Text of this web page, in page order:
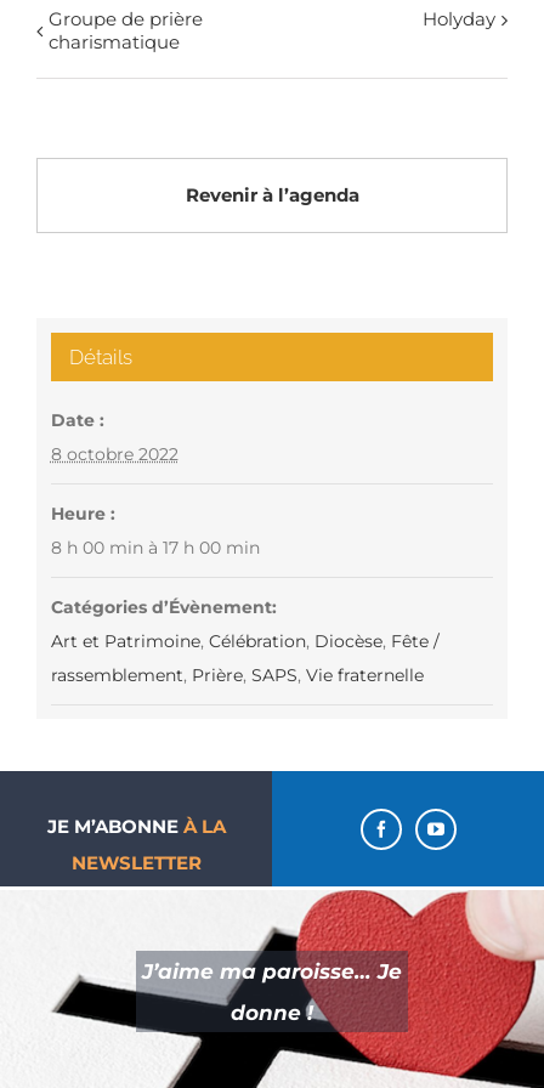
Groupe de prière
charismatique
Holyday
Revenir à l’agenda
Détails
Date :
8 octobre 2022
Heure :
8 h 00 min à 17 h 00 min
Catégories d’Évènement:
Art et Patrimoine, Célébration, Diocèse, Fête /
rassemblement, Prière, SAPS, Vie fraternelle
JE M’ABONNE À LA
NEWSLETTER
J’aime ma paroisse… Je
donne !